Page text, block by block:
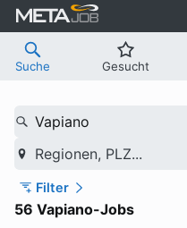
Suche Gesucht
Vapiano
Regionen, PLZ...
Filter
56 Vapiano-Jobs